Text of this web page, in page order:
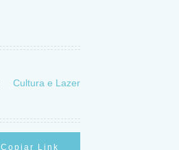
Cultura e Lazer
Copiar Link